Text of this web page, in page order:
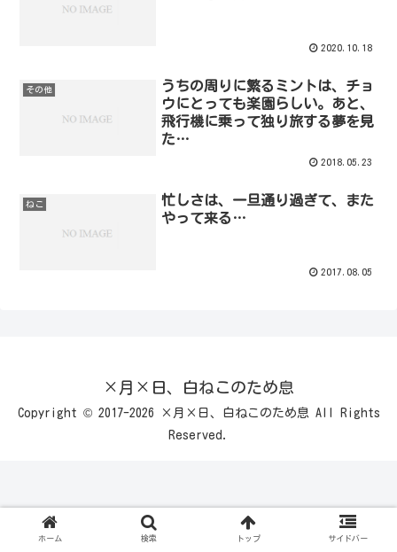
2020.10.18
その他
うちの周りに繁るミントは、チョ
ウにとっても楽園らしい。あと、
飛行機に乗って独り旅する夢を見
た…
2018.05.23
ねこ
忙しさは、一旦通り過ぎて、また
やって来る…
2017.08.05
×月×日、白ねこのため息
Copyright © 2017-2026 ×月×日、白ねこのため息 All Rights
Reserved.
ホーム 検索 トップ サイドバー